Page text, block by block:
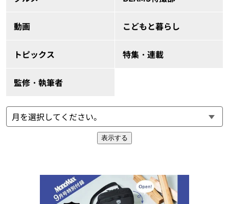
動画 こどもと暮らし
トピックス 特集・連載
監修・執筆者
表示する